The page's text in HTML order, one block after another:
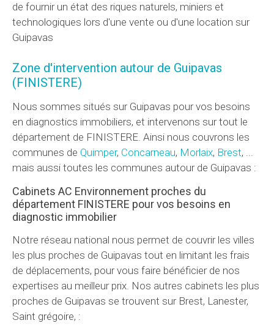
de fournir un état des riques naturels, miniers et
technologiques lors d'une vente ou d'une location sur
Guipavas
Zone d'intervention autour de Guipavas
(FINISTERE)
Nous sommes situés sur Guipavas pour vos besoins
en diagnostics immobiliers, et intervenons sur tout le
département de FINISTERE. Ainsi nous couvrons les
communes de Quimper, Concarneau, Morlaix, Brest, ...
mais aussi toutes les communes autour de Guipavas :
Cabinets AC Environnement proches du
département FINISTERE pour vos besoins en
diagnostic immobilier
Notre réseau national nous permet de couvrir les villes
les plus proches de Guipavas tout en limitant les frais
de déplacements, pour vous faire bénéficier de nos
expertises au meilleur prix. Nos autres cabinets les plus
proches de Guipavas se trouvent sur Brest, Lanester,
Saint grégoire, :